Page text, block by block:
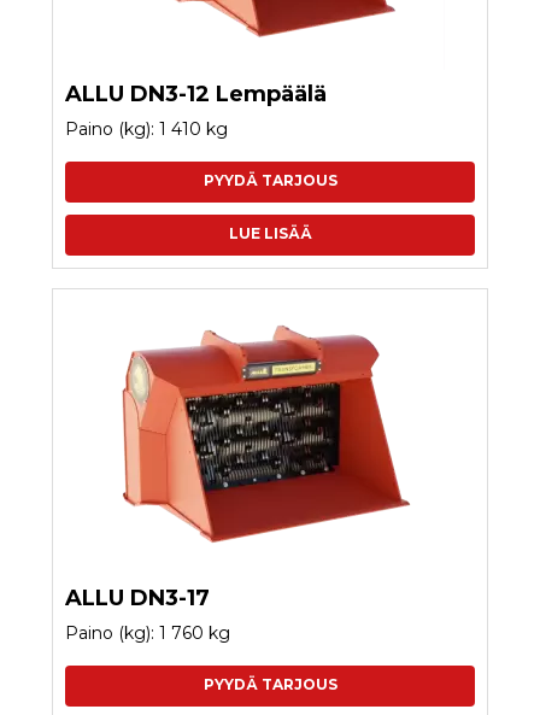
ALLU DN3-12 Lempäälä
Paino (kg): 1 410 kg
PYYDÄ TARJOUS
LUE LISÄÄ
ALLU DN3-17
Paino (kg): 1 760 kg
PYYDÄ TARJOUS